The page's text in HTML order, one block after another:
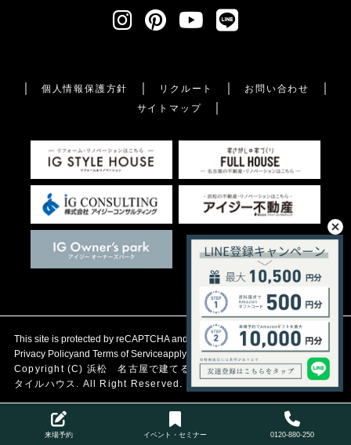
個人情報保護方針 リクルート
お問い合わせ
サイトマップ
This site is protected by reCAPTCHA and the Google
Privacy Policyand Terms of Serviceapply.
Copyright (C) 浜松 名古屋で建てる自然素材の注文住宅アイジース
タイルハウス. All Right Reserved.
来場予約 イベント・セミナー 0120-880-250